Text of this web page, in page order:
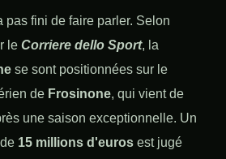
pas fini de faire parler. Selon
le Corriere dello Sport, la
se sont positionnées sur le
de Frosinone, qui vient de
une saison exceptionnelle. Un
15 millions d'euros est jugé